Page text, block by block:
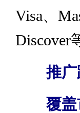
Visa、
Discover
推
覆盖